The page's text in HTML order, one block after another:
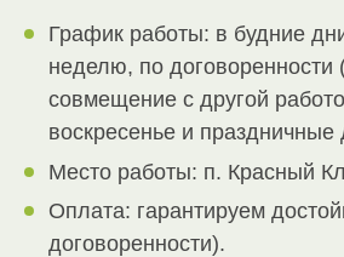
График работы: в будние
неделю, по договоренности
совмещение с другой
воскресенье и
Место работы: п. Красный
Оплата: гарантируем
договоренности).